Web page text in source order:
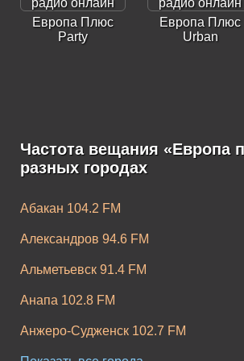
Европа Плюс
Party
Европа Плюс
Urban
Европа Плюс K-
Pop
Частота вещания «Европа
разных городах
Абакан 104.2 FM
Александров 94.6 FM
Альметьевск 91.4 FM
Анапа 102.8 FM
Анжеро-Судженск 102.7 FM